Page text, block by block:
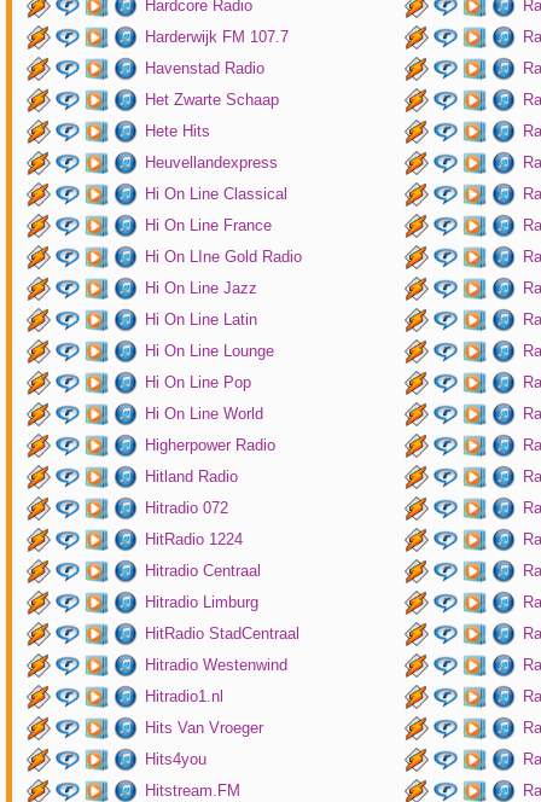
Hardcore Radio
Harderwijk FM 107.7
Havenstad Radio
Het Zwarte Schaap
Hete Hits
Heuvellandexpress
Hi On Line Classical
Hi On Line France
Hi On LIne Gold Radio
Hi On Line Jazz
Hi On Line Latin
Hi On Line Lounge
Hi On Line Pop
Hi On Line World
Higherpower Radio
Hitland Radio
Hitradio 072
HitRadio 1224
Hitradio Centraal
Hitradio Limburg
HitRadio StadCentraal
Hitradio Westenwind
Hitradio1.nl
Hits Van Vroeger
Hits4you
Hitstream.FM